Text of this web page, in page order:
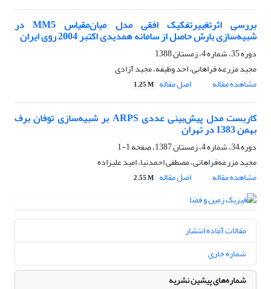
بررسی اثرتغییرتفکیک افقی مدل میان‌مقیاس MM5 در
شبیه‌سازی بارش حاصل از سامانه همدیدی اکتبر 2004 روی ایران
دوره 35، شماره 4، زمستان 1388
مجید مزرعه فراهانی، احد وظیفه، مجید آزادی
مشاهده مقاله
اصل مقاله 1.25 M
کاربست مدل پیش‌بینی عددی ARPS بر شبیه‌سازی توفان برف
بهمن 1383 در تهران
دوره 34، شماره 4، زمستان 1387، صفحه
1-1
مجید مزرعه‌فراهانی، مصطفی احمدنیا، امید علیزاده
مشاهده مقاله
اصل مقاله 2.55 M
مقالات آماده انتشار
شماره جاری
شماره‌های پیشین نشریه